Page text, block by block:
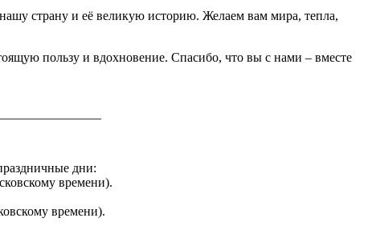
страну и её великую историю. Желаем вам мира, тепла,
пользу и вдохновение. Спасибо, что вы с нами – вместе
дни:
времени).
времени).